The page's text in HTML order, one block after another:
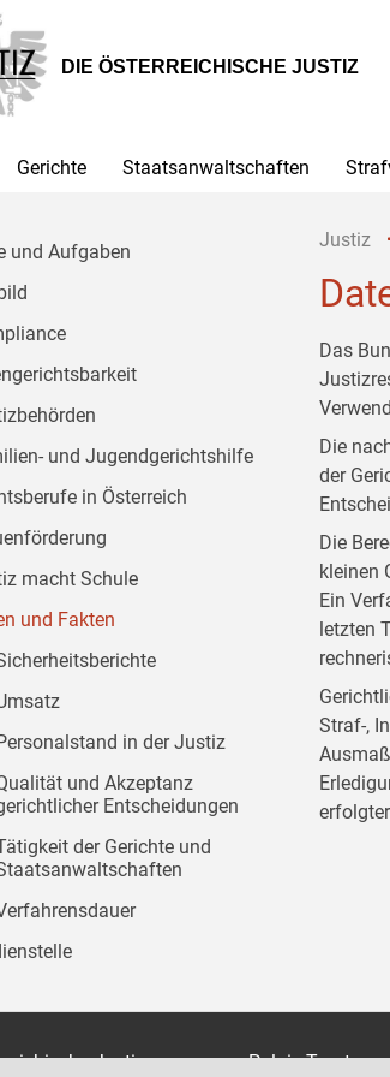
DIE ÖSTERREICHISCHE JUSTIZ
Gerichte Staatsanwaltschaften
Justiz
Das
Die
der
Die
kleinen
Ein
letzten
Straf-,
und Aufgaben
und Jugendgerichtshilfe
in Österreich
macht Schule
und Fakten
in der Justiz
und Akzeptanz
Entscheidungen
der Gerichte und
Justiz Palais Trautson